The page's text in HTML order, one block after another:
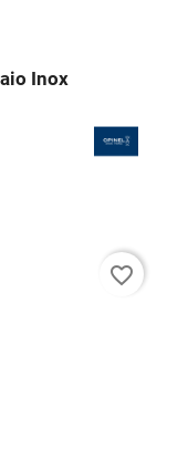
Inox
favorite_border